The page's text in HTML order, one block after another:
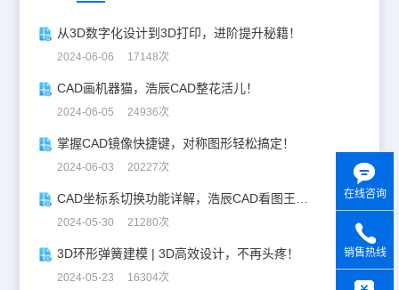
从3D数字化设计到3D打印，进阶提升秘籍！
2024-06-06 17148次
CAD画机器猫，浩辰CAD整花活儿！
2024-06-05 24936次
掌握CAD镜像快捷键，对称图形轻松搞定！
2024-06-03 20227次
CAD坐标系切换功能详解，浩辰CAD看图王让设计更自由！
2024-05-30 21280次
3D环形弹簧建模 | 3D高效设计，不再头疼！
2024-05-23 16304次
在线咨询
销售热线